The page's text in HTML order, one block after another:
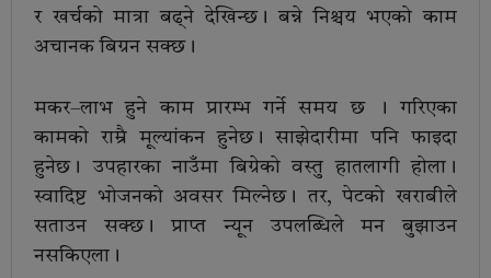
र खर्चको मात्रा बढ्ने देखिन्छ। बन्ने निश्चय भएको काम
अचानक बिग्रन सक्छ।
मकर–लाभ हुने काम प्रारम्भ गर्ने समय छ । गरिएका
कामको राम्रै मूल्यांकन हुनेछ। साझेदारीमा पनि फाइदा
हुनेछ। उपहारका नाउँमा बिग्रेको वस्तु हातलागी होला।
स्वादिष्ट भोजनको अवसर मिल्नेछ। तर, पेटको खराबीले
सताउन सक्छ। प्राप्त न्यून उपलब्धिले मन बुझाउन
नसकिएला।